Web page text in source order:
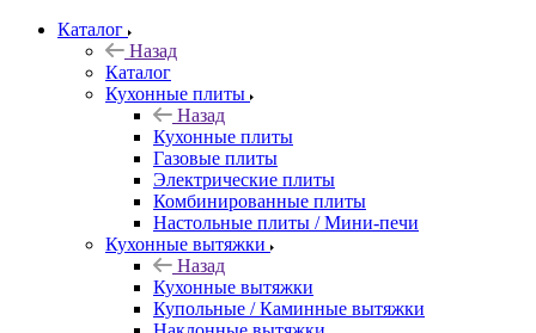
Каталог
Назад
Каталог
Кухонные плиты
Назад
Кухонные плиты
Газовые плиты
Электрические плиты
Комбинированные плиты
Настольные плиты / Мини-печи
Кухонные вытяжки
Назад
Кухонные вытяжки
Купольные / Каминные вытяжки